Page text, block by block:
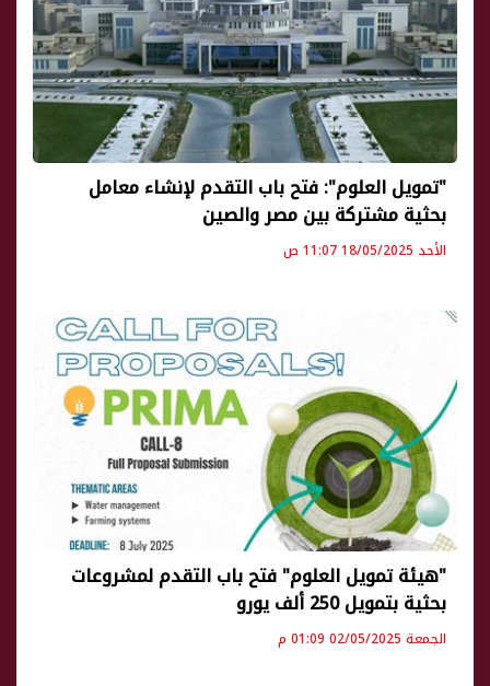
"تمويل العلوم": فتح باب التقدم لإنشاء معامل
بحثية مشتركة بين مصر والصين
الأحد 18/05/2025 11:07 ص
"هيئة تمويل العلوم" فتح باب التقدم لمشروعات
بحثية بتمويل 250 ألف يورو
الجمعة 02/05/2025 01:09 م